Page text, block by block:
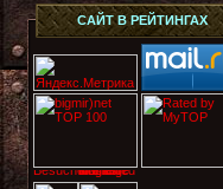
САЙТ В РЕЙТИНГАХ